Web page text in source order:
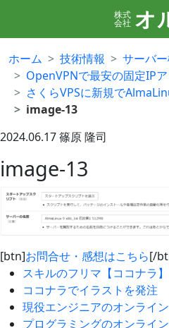
株式
会社 オ
ホーム 技術情報
サーバ
OpenVPNで最安の固定IP
さくらVPSに新規で
image-13
2024.06.17篠原 隆司
image-13
[btn]お問合せ・感想はこちら[/
スキルのフリマ【ココナラ】
ココナラでイラストを発注
現役エンジニアのオンライ
プログラミングのオンライ